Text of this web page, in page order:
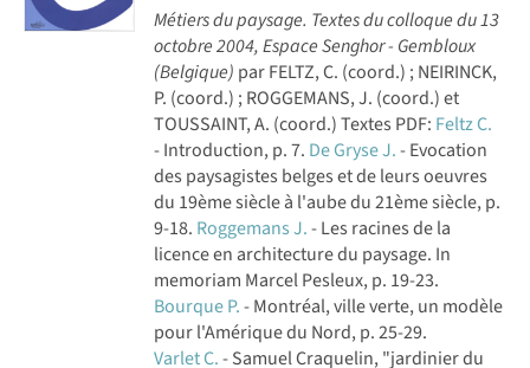
Métiers du paysage. Textes du colloque du 13
octobre 2004, Espace Senghor - Gembloux
(Belgique) par FELTZ, C. (coord.) ; NEIRINCK,
P. (coord.) ; ROGGEMANS, J. (coord.) et
TOUSSAINT, A. (coord.) Textes PDF: Feltz C.
- Introduction, p. 7. De Gryse J.- Evocation
des paysagistes belges et de leurs oeuvres
du 19ème siècle à l'aube du 21ème siècle, p.
9-18. Roggemans J.- Les racines de la
licence en architecture du paysage. In
memoriam Marcel Pesleux, p. 19-23.
Bourque P.- Montréal, ville verte, un modèle
pour l'Amérique du Nord, p. 25-29.
Varlet C.- Samuel Craquelin, "jardinier du